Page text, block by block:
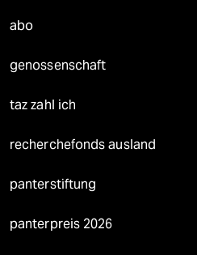
abo
genossenschaft
taz zahl ich
recherchefonds ausland
panterstiftung
panterpreis 2026